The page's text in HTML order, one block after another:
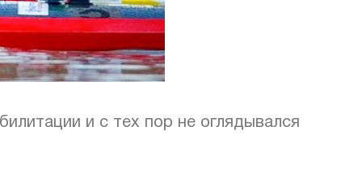
и с тех пор не оглядывался